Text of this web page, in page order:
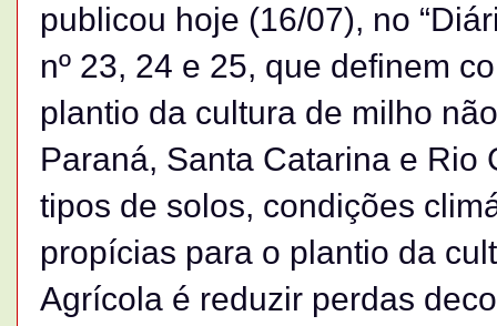
publicou hoje (16/07), no
nº 23, 24 e 25, que definem
plantio da cultura de milho
Paraná, Santa Catarina e Rio
tipos de solos, condições
propícias para o plantio da
Agrícola é reduzir perdas